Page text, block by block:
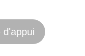
d'appui